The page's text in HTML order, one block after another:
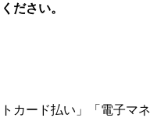
ださい。
カード払い」「電子マネ